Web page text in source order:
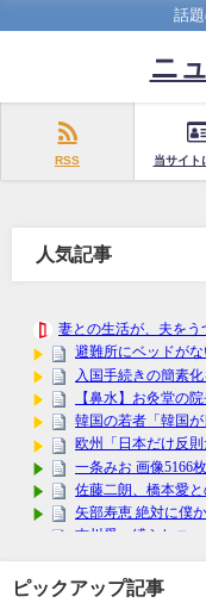
話
ニ
RSS 当サイト
人気記事
ピックアップ記事